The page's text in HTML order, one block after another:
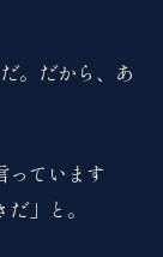
。だから、あ
っています
」と。